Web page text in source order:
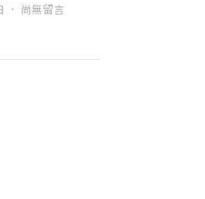
尚無留言